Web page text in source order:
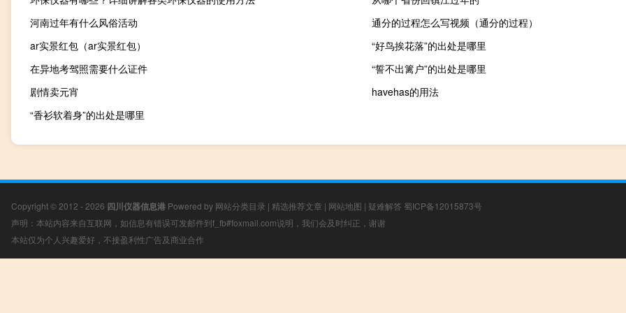
河南过年有什么风俗活动
通分的过程怎么写视频（通分的过程）
ar实景红包（ar实景红包）
“好鸟挨花落”的出处是哪里
在异地考驾照需要什么证件
“誓不出篱户”的出处是哪里
剧情卖元宵
havehas的用法
“香衫软着身”的出处是哪里
Copyright © 2012 - 2026 四川仪器信息港 Powered by 网站分类目录 | 精选推荐文章 | 网站地图 | 疑难解答 蜀ICP备12015873号
声明：本站内容来自互联网，如信息有错误可发邮件到f_fb#foxmail.com说明，我们会及时纠正，谢谢
本站仅为个人兴趣爱好，不接盈利性广告及商业合作